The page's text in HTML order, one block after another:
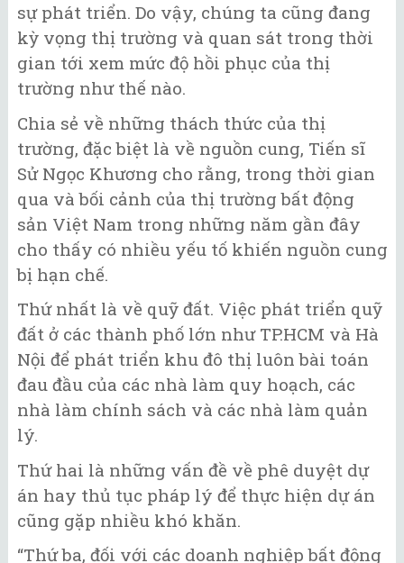
sự phát triển. Do vậy, chúng ta cũng đang
kỳ vọng thị trường và quan sát trong thời
gian tới xem mức độ hồi phục của thị
trường như thế nào.
Chia sẻ về những thách thức của thị
trường, đặc biệt là về nguồn cung, Tiến sĩ
Sử Ngọc Khương cho rằng, trong thời gian
qua và bối cảnh của thị trường bất động
sản Việt Nam trong những năm gần đây
cho thấy có nhiều yếu tố khiến nguồn cung
bị hạn chế.
Thứ nhất là về quỹ đất. Việc phát triển quỹ
đất ở các thành phố lớn như TP.HCM và Hà
Nội để phát triển khu đô thị luôn bài toán
đau đầu của các nhà làm quy hoạch, các
nhà làm chính sách và các nhà làm quản
lý.
Thứ hai là những vấn đề về phê duyệt dự
án hay thủ tục pháp lý để thực hiện dự án
cũng gặp nhiều khó khăn.
“Thứ ba, đối với các doanh nghiệp bất động